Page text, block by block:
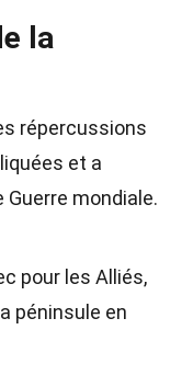
la
répercussions
et a
mondiale.
pour les Alliés,
péninsule en